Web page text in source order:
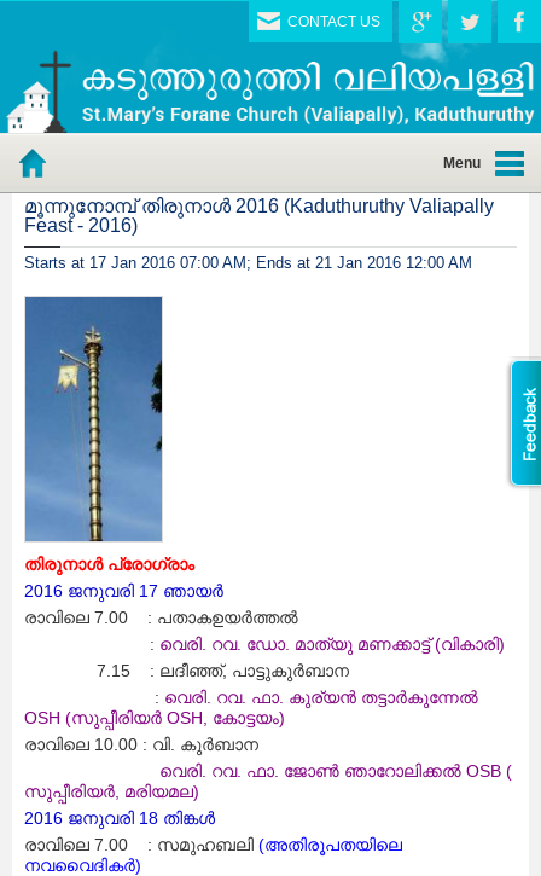
CONTACT US
Menu
മൂന്നുനോമ്പ് തിരുനാള്‍ 2016 (Kaduthuruthy Valiapally
Feast - 2016)
Starts at 17 Jan 2016 07:00 AM; Ends at 21 Jan 2016 12:00 AM
തിരുനാള്‍ പ്രോഗ്രാം
2016 ജനുവരി 17 ഞായര്‍
രാവിലെ 7.00 : പതാകഉയര്‍ത്തല്‍
: വെരി. റവ. ഡോ. മാത്യു മണക്കാട്ട് (വികാരി)
7.15 : ലദീഞ്ഞ്, പാട്ടുകുര്‍ബാന
: വെരി. റവ. ഫാ. കുര്യന്‍ തട്ടാര്‍കുന്നേല്‍
OSH (സുപ്പീരിയര്‍ OSH, കോട്ടയം)
രാവിലെ 10.00 : വി. കുര്‍ബാന
വെരി. റവ. ഫാ. ജോണ്‍ ഞാറോലിക്കല്‍ OSB (
സുപ്പീരിയര്‍, മരിയമല)
2016 ജനുവരി 18 തിങ്കള്‍
രാവിലെ 7.00 : സമുഹബലി (അതിരൂപതയിലെ
നവവൈദികര്‍)